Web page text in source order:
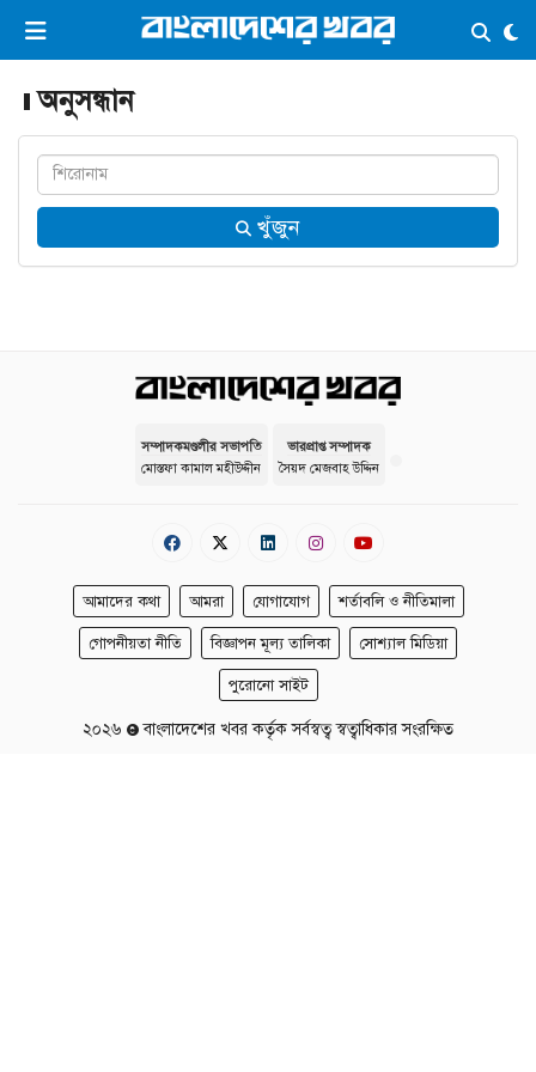
ভিডিও ই-পেপার লগইন ×
প্রচ্ছদ
সর্বশেষ
আর্কাইভ
কনভার্টার
অনুসন্ধান
খুঁজুন
সম্পাদকমণ্ডলীর সভাপতি
মোস্তফা কামাল মহীউদ্দীন
ভারপ্রাপ্ত সম্পাদক
সৈয়দ মেজবাহ উদ্দিন
আমাদের কথা আমরা যোগাযোগ শর্তাবলি ও নীতিমালা
গোপনীয়তা নীতি বিজ্ঞাপন মূল্য তালিকা সোশ্যাল মিডিয়া
পুরোনো সাইট
২০২৬ বাংলাদেশের খবর কর্তৃক সর্বস্বত্ব স্বত্বাধিকার সংরক্ষিত